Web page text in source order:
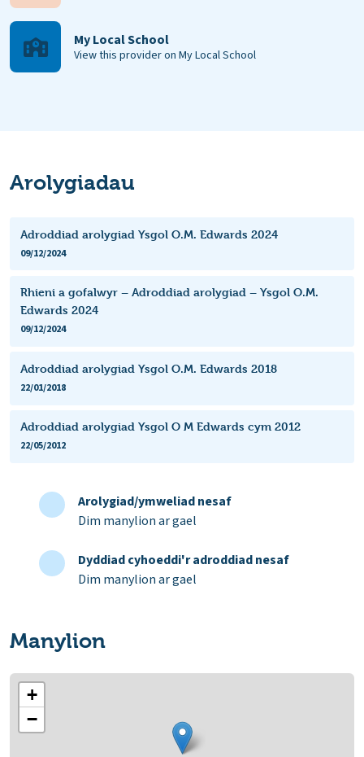
My Local School
View this provider on My Local School
Arolygiadau
Adroddiad arolygiad Ysgol O.M. Edwards 2024
09/12/2024
Rhieni a gofalwyr – Adroddiad arolygiad – Ysgol O.M.
Edwards 2024
09/12/2024
Adroddiad arolygiad Ysgol O.M. Edwards 2018
22/01/2018
Adroddiad arolygiad Ysgol O M Edwards cym 2012
22/05/2012
Arolygiad/ymweliad nesaf
Dim manylion ar gael
Dyddiad cyhoeddi'r adroddiad nesaf
Dim manylion ar gael
Manylion
+
−